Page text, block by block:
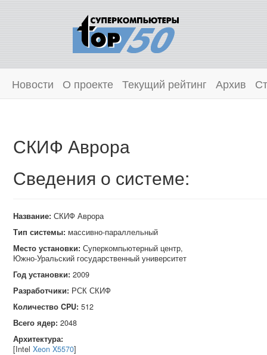
Новости О проекте Текущий рейтинг Архив
СКИФ Аврора
Сведения о системе:
Название: СКИФ Аврора
Тип системы: массивно-параллельный
Место установки: Суперкомпьютерный центр,
Южно‑Уральский государственный университет
Год установки: 2009
Разработчики: РСК СКИФ
Количество CPU: 512
Всего ядер: 2048
Архитектура:
[Intel Xeon X5570]